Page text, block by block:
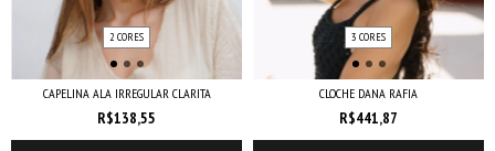
2 CORES
CAPELINA ALA IRREGULAR CLARITA
R$138,55
3 CORES
CLOCHE DANA RAFIA
R$441,87